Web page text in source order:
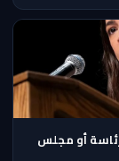
أو مجلس